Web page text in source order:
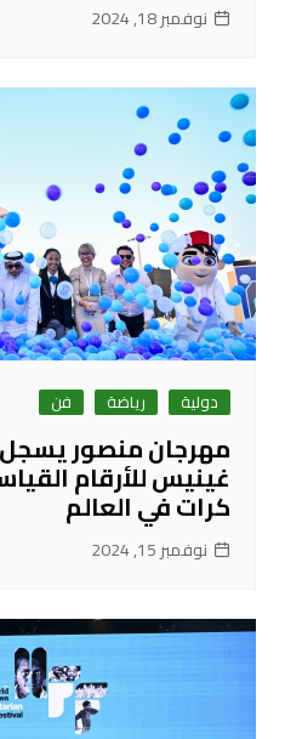
نوفمبر 18, 2024
دولية رياضة فن
مهرجان منصور
غينيس للأرقام
كرات في العالم
نوفمبر 15, 2024